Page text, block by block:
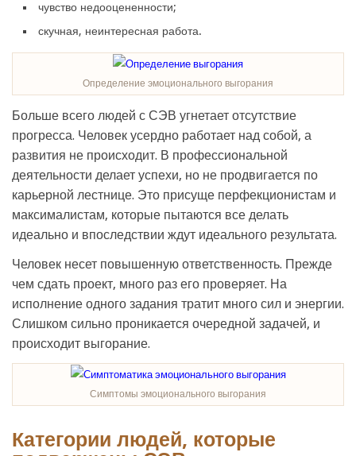
чувство недооцененности;
скучная, неинтересная работа.
Определение эмоционального выгорания
Больше всего людей с СЭВ угнетает отсутствие
прогресса. Человек усердно работает над собой, а
развития не происходит. В профессиональной
деятельности делает успехи, но не продвигается по
карьерной лестнице. Это присуще перфекционистам и
максималистам, которые пытаются все делать
идеально и впоследствии ждут идеального результата.
Человек несет повышенную ответственность. Прежде
чем сдать проект, много раз его проверяет. На
исполнение одного задания тратит много сил и энергии.
Слишком сильно проникается очередной задачей, и
происходит выгорание.
Симптомы эмоционального выгорания
Категории людей, которые